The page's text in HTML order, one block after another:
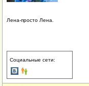
Лена-просто Лена.
Социальные сети: